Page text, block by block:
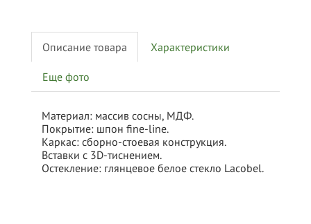
Описание товара Характеристики
Еще фото
Материал: массив сосны, МДФ.
Покрытие: шпон fine-line.
Каркас: сборно-стоевая конструкция.
Вставки с 3D-тиснением.
Остекление: глянцевое белое стекло Lacobel.